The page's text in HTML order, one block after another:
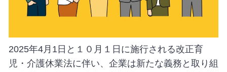
2025年4月1日と１０月１日に施行される改正育
児・介護休業法に伴い、企業は新たな義務と取り組